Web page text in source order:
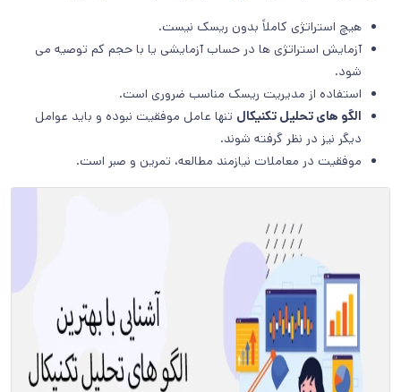
هیچ استراتژی کاملاً بدون ریسک نیست.
آزمایش استراتژی ها در حساب آزمایشی یا با حجم کم توصیه می
شود.
استفاده از مدیریت ریسک مناسب ضروری است.
الگو های تحلیل تکنیکال تنها عامل موفقیت نبوده و باید عوامل
دیگر نیز در نظر گرفته شوند.
موفقیت در معاملات نیازمند مطالعه، تمرین و صبر است.